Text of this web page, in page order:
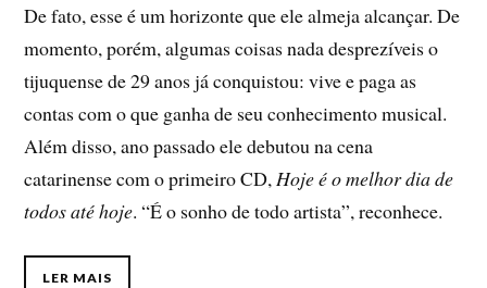
De fato, esse é um horizonte que ele almeja alcançar. De
momento, porém, algumas coisas nada desprezíveis o
tijuquense de 29 anos já conquistou: vive e paga as
contas com o que ganha de seu conhecimento musical.
Além disso, ano passado ele debutou na cena
catarinense com o primeiro CD, Hoje é o melhor dia de
todos até hoje. “É o sonho de todo artista”, reconhece.
LER MAIS